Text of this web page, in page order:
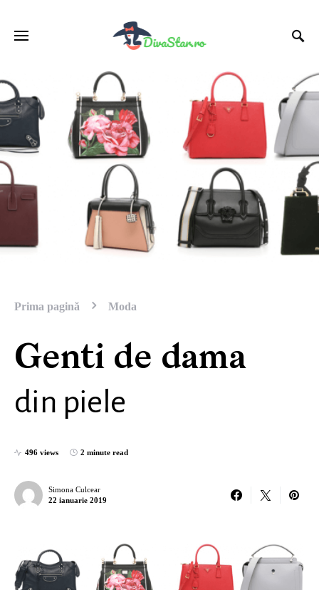
Prima pagină Moda
Genti de dama
din piele
496 views 2 minute read
Simona Culcear
22 ianuarie 2019